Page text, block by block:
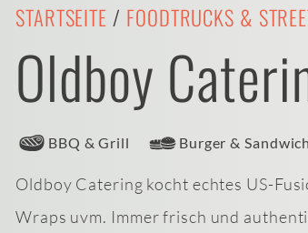
STARTSEITE / FOODTRUCKS &
Oldboy
BBQ & Grill Burger &
Oldboy Catering kocht echtes US-
Wraps uvm. Immer frisch und